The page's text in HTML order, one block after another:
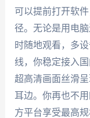
可以提前打开软
径。无论是用电
时随地观看，多
线，你稳定接入
超高清画面丝滑
耳边。你再也不
方平台享受最高